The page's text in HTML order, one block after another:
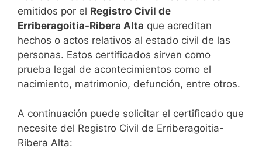
emitidos por el Registro Civil de
Erriberagoitia-Ribera Alta que acreditan
hechos o actos relativos al estado civil de las
personas. Estos certificados sirven como
prueba legal de acontecimientos como el
nacimiento, matrimonio, defunción, entre otros.
A continuación puede solicitar el certificado que
necesite del Registro Civil de Erriberagoitia-
Ribera Alta: